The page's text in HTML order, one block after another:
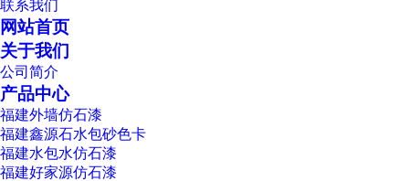
联系我们
网站首页
关于我们
公司简介
产品中心
福建外墙仿石漆
福建鑫源石水包砂色卡
福建水包水仿石漆
福建好家源仿石漆